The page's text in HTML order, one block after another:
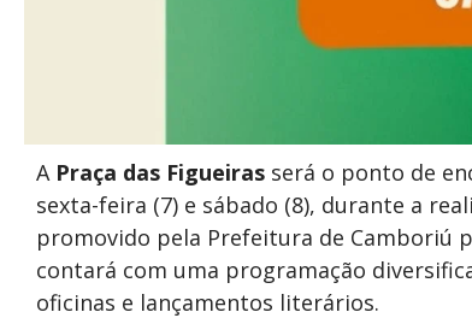
A Praça das Figueiras será o ponto de
sexta-feira (7) e sábado (8), durante a
promovido pela Prefeitura de Camboriú
contará com uma programação
oficinas e lançamentos literários.